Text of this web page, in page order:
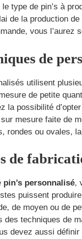
type de pin’s à
de la production
vous l’aurez
de
utilisent
de petite
la possibilité
mesure faite de
rondes ou ovales,
de
pin’s personnalisé,
puissent
de moyen ou de
des techniques de
devez aussi